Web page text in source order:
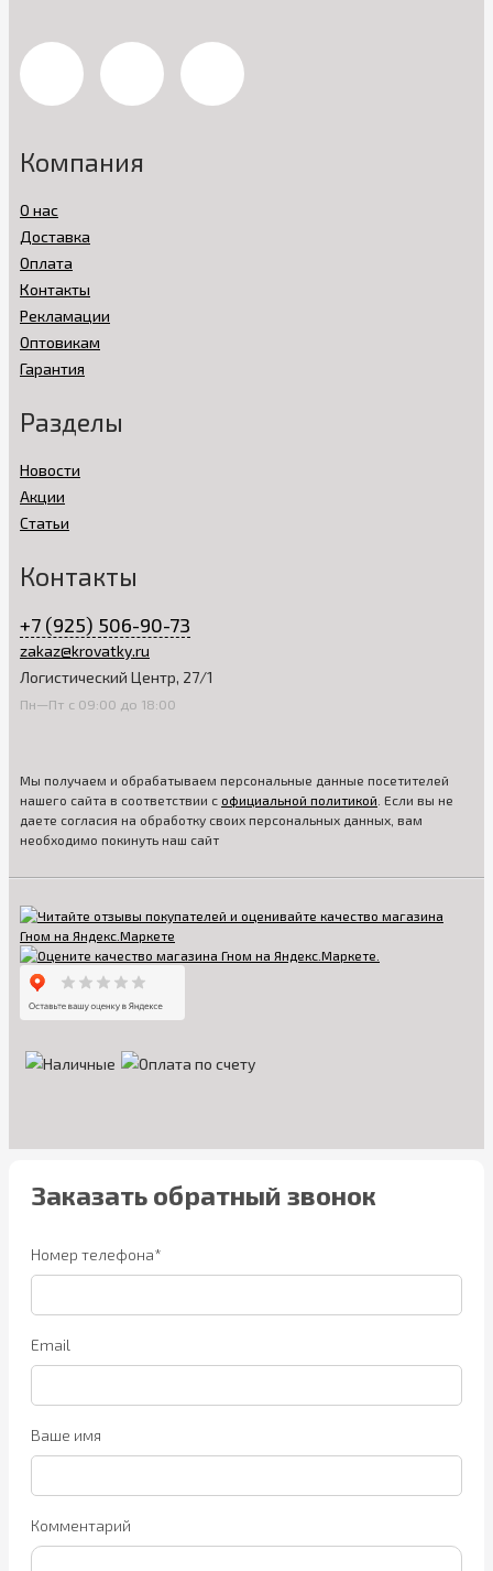
Компания
О нас
Доставка
Оплата
Контакты
Рекламации
Оптовикам
Гарантия
Разделы
Новости
Акции
Статьи
Контакты
+7 (925) 506-90-73
zakaz@krovatky.ru
Логистический Центр, 27/1
Пн—Пт с 09:00 до 18:00
Мы получаем и обрабатываем персональные данные посетителей
нашего сайта в соответствии с официальной политикой . Если вы не
даете согласия на обработку своих персональных данных, вам
необходимо покинуть наш сайт
Заказать обратный звонок
Номер телефона*
Email
Ваше имя
Комментарий